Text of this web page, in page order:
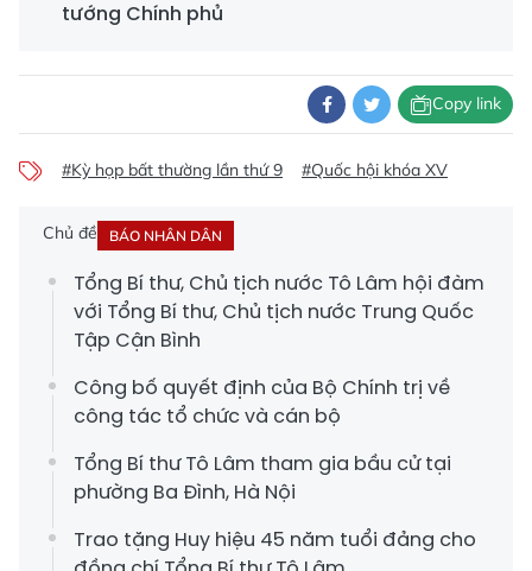
tướng Chính phủ
Copy link
#Kỳ họp bất thường lần thứ 9 #Quốc hội khóa XV
Chủ đề BÁO NHÂN DÂN
Tổng Bí thư, Chủ tịch nước Tô Lâm hội đàm
với Tổng Bí thư, Chủ tịch nước Trung Quốc
Tập Cận Bình
Công bố quyết định của Bộ Chính trị về
công tác tổ chức và cán bộ
Tổng Bí thư Tô Lâm tham gia bầu cử tại
phường Ba Đình, Hà Nội
Trao tặng Huy hiệu 45 năm tuổi đảng cho